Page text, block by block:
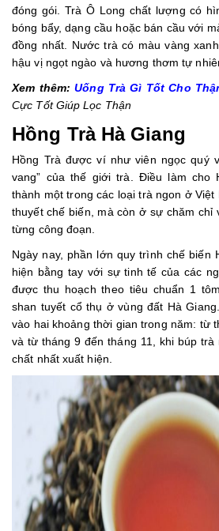
đóng gói. Trà Ô Long chất lượng có
bóng bẩy, dạng cầu hoặc bán cầu với
đồng nhất. Nước trà có màu vàng
hậu vị ngọt ngào và hương thơm tự
Xem thêm:Uống Trà Gì Tốt Cho
Cực Tốt Giúp Lọc Thận
Hồng Trà Hà Giang
Hồng Trà được ví như viên ngọc quý
vang” của thế giới trà. Điều làm cho
thành một trong các loại trà ngon ở
thuyết chế biến, mà còn ở sự chăm chỉ
từng công đoạn.
Ngày nay, phần lớn quy trình chế biến
hiện bằng tay với sự tinh tế của các
được thu hoạch theo tiêu chuẩn 1
shan tuyết cổ thụ ở vùng đất Hà
vào hai khoảng thời gian trong năm: từ
và từ tháng 9 đến tháng 11, khi búp
chất nhất xuất hiện.